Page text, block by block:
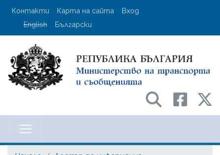
Премини
User account menu
Контакти Карта на сайта
Вход
English
Български